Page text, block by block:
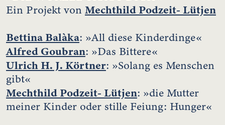
Ein Projekt von Mechthild Podzeit- Lütjen
Bettina Balàka: »All diese Kinderdinge«
Alfred Goubran: »Das Bittere«
Ulrich H. J. Körtner: »Solang es Menschen
gibt«
Mechthild Podzeit- Lütjen: »die Mutter
meiner Kinder oder stille Feiung: Hunger«